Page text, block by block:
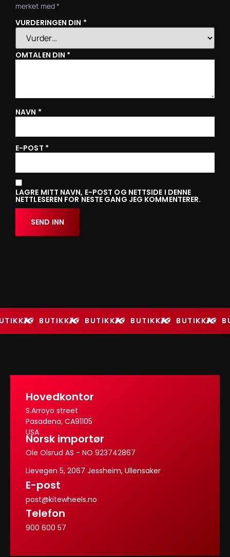
merket med*
VURDERINGEN DIN *
OMTALEN DIN *
NAVN *
E-POST *
LAGRE MITT NAVN, E-POST OG NETTSIDE I DENNE
NETTLESEREN FOR NESTE GANG JEG KOMMENTERER.
BUTIKK BUTIKK BUTIKK BUTIKK
Hovedkontor
S.Arroyo street
Pasadena, CA91105
USA
Norsk importør
Ole Olsrud AS - NO 923742867
Lievegen 5, 2067 Jessheim, Ullensaker
E-post
post@kitewheels.no
Telefon
900 600 57